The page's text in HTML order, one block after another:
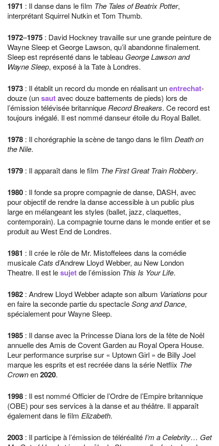
1971 : Il danse dans le film The Tales of Beatrix Potter,
interprétant Squirrel Nutkin et Tom Thumb.
1972–1975 : David Hockney travaille sur une grande peinture de
Wayne Sleep et George Lawson, qu’il abandonne finalement.
Sleep est représenté dans le tableau George Lawson and
Wayne Sleep, exposé à la Tate à Londres.
1973 : Il établit un record du monde en réalisant unentrechat-
douze (unsautavec douze battements de pieds) lors de
l’émission télévisée britannique Record Breakers. Ce record est
toujours inégalé. Il est nommé danseur étoile du Royal Ballet.
1978 : Il chorégraphie la scène de tango dans le film Death on
the Nile.
1979 : Il apparaît dans le film The First Great Train Robbery.
1980 : Il fonde sa propre compagnie de danse, DASH, avec
pour objectif de rendre la danse accessible à un public plus
large en mélangeant les styles (ballet, jazz, claquettes,
contemporain). La compagnie tourne dans le monde entier et se
produit au West End de Londres.
1981 : Il crée le rôle de Mr. Mistoffelees dans la comédie
musicale Cats d’Andrew Lloyd Webber, au New London
Theatre. Il est lesujetde l’émission This Is Your Life.
1982 : Andrew Lloyd Webber adapte son album Variations pour
en faire la seconde partie du spectacleSong and Dance,
spécialement pour Wayne Sleep.
1985 : Il danse avec la Princesse Diana lors de la fête de Noël
annuelle des Amis de Covent Garden au Royal Opera House.
Leur performance surprise sur « Uptown Girl » de Billy Joel
marque les esprits et est recréée dans la série Netflix The
Crownen2020.
1998 : Il est nommé Officier de l’Ordre de l’Empire britannique
(OBE) pour ses services à la danse et au théâtre. Il apparaît
également dans le film Elizabeth.
2003 : Il participe à l’émission de téléréalité I’m a Celebrity… Get